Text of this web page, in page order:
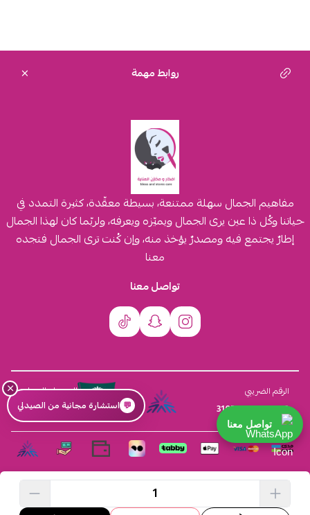
روابط مهمة
مفاهيم الجمال سهلة ممتنعة، بسيطة معقّدة، كثيرة التمدد في
حياتنا وكُل ذا عين يرى الجمال ويميّزه ويعرفه، ولربّما كان لهذا الجمال
إطارٌ يجتمع فيه ومصدرٌ يؤخذ منه، وإن كُنت ترى الجمال فتجده
معنا
تواصل معنا
الرقم الضريبي
310555259800003
السجل التجاري
4030431116
×
💬 استشارة مجانية من الصيدلي
تواصل معنا